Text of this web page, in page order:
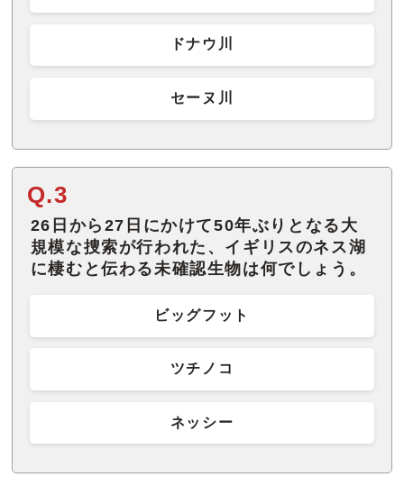
ドナウ川
セーヌ川
Q.3
26日から27日にかけて50年ぶりとなる大
規模な捜索が行われた、イギリスのネス湖
に棲むと伝わる未確認生物は何でしょう。
ビッグフット
ツチノコ
ネッシー